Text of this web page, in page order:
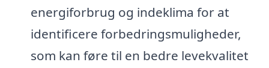
energiforbrug og indeklima for at
identificere forbedringsmuligheder,
som kan føre til en bedre levekvalitet